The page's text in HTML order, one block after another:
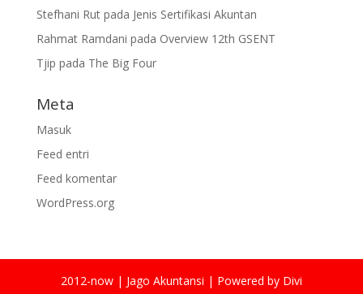
Stefhani Rutpada Jenis Sertifikasi Akuntan
Rahmat Ramdani pada Overview 12th GSENT
Tjip pada The Big Four
Meta
Masuk
Feed entri
Feed komentar
WordPress.org
2012-now | Jago Akuntansi | Powered by Divi